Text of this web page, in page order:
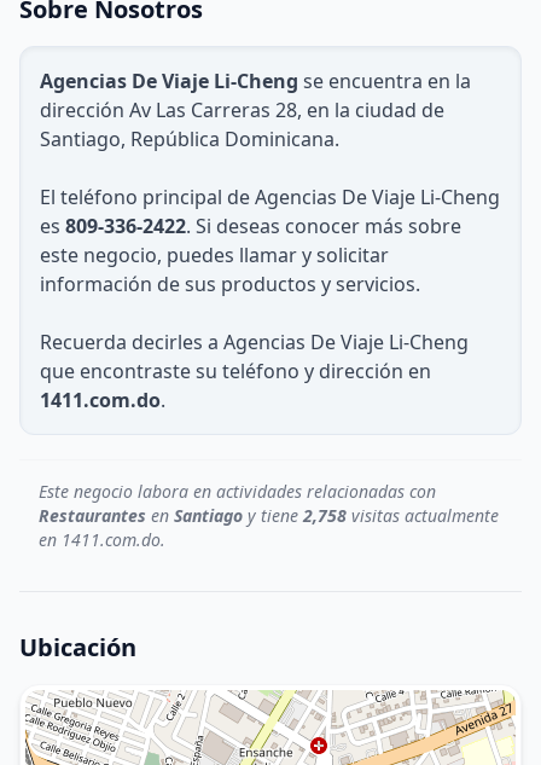
Sobre Nosotros
Agencias De Viaje Li-Cheng se encuentra en la
dirección Av Las Carreras 28, en la ciudad de
Santiago, República Dominicana.
El teléfono principal de Agencias De Viaje Li-Cheng
es 809-336-2422. Si deseas conocer más sobre
este negocio, puedes llamar y solicitar
información de sus productos y servicios.
Recuerda decirles a Agencias De Viaje Li-Cheng
que encontraste su teléfono y dirección en
1411.com.do.
Este negocio labora en actividades relacionadas con
Restaurantes en Santiago y tiene2,758 visitas actualmente
en 1411.com.do.
Ubicación